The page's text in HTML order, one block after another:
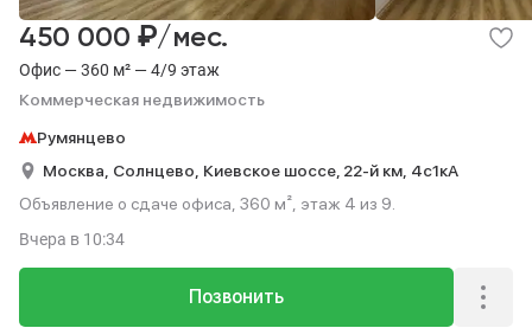
Офис — 360 м² — 4/9 этаж
Коммерческая недвижимость
450 000 ₽/мес.
Румянцево
Москва, Солнцево, Киевское шоссе, 22-й км, 4с1кА
Объявление о сдаче офиса, 360 м², этаж 4 из 9.
Позвонить
Вчера в 10:34